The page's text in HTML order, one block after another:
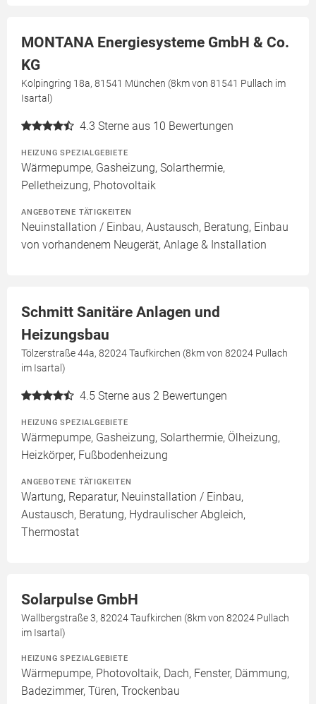
MONTANA Energiesysteme GmbH & Co.
KG
Kolpingring 18a, 81541 München (8km von 81541 Pullach im
Isartal)
4.3 Sterne aus 10 Bewertungen
HEIZUNG SPEZIALGEBIETE
Wärmepumpe, Gasheizung, Solarthermie,
Pelletheizung, Photovoltaik
ANGEBOTENE TÄTIGKEITEN
Neuinstallation / Einbau, Austausch, Beratung, Einbau
von vorhandenem Neugerät, Anlage & Installation
Schmitt Sanitäre Anlagen und
Heizungsbau
Tölzerstraße 44a, 82024 Taufkirchen (8km von 82024 Pullach
im Isartal)
4.5 Sterne aus 2 Bewertungen
HEIZUNG SPEZIALGEBIETE
Wärmepumpe, Gasheizung, Solarthermie, Ölheizung,
Heizkörper, Fußbodenheizung
ANGEBOTENE TÄTIGKEITEN
Wartung, Reparatur, Neuinstallation / Einbau,
Austausch, Beratung, Hydraulischer Abgleich,
Thermostat
Solarpulse GmbH
Wallbergstraße 3, 82024 Taufkirchen (8km von 82024 Pullach
im Isartal)
HEIZUNG SPEZIALGEBIETE
Wärmepumpe, Photovoltaik, Dach, Fenster, Dämmung,
Badezimmer, Türen, Trockenbau